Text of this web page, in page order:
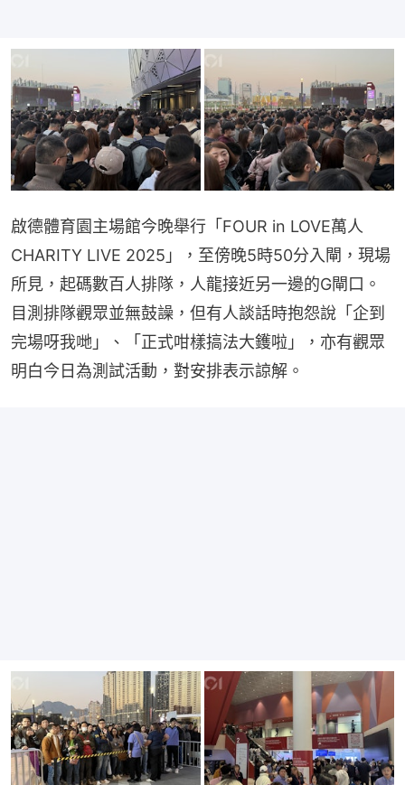
啟德體育園主場館今晚舉行「FOUR in LOVE萬人
CHARITY LIVE 2025」，至傍晚5時50分入閘，現場
所見，起碼數百人排隊，人龍接近另一邊的G閘口。
目測排隊觀眾並無鼓譟，但有人談話時抱怨說「企到
完場呀我哋」、「正式咁樣搞法大鑊啦」，亦有觀眾
明白今日為測試活動，對安排表示諒解。